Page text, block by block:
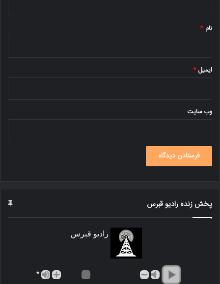
نام *
ایمیل*
وب‌ سایت
پخش زنده رادیو قبرس
رادیو قبرس
*